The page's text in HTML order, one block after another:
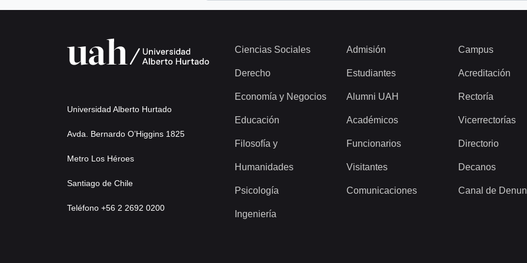
Universidad Alberto Hurtado
Avda. Bernardo O’Higgins 1825
Metro Los Héroes
Santiago de Chile
Teléfono +56 2 2692 0200
Ciencias Sociales
Derecho
Economía y Negocios
Educación
Filosofía y
Humanidades
Psicología
Ingeniería
Admisión
Estudiantes
Alumni UAH
Académicos
Funcionarios
Visitantes
Comunicaciones
Campus
Acreditación
Rectoría
Vicerrectorías
Directorio
Decanos
Canal de